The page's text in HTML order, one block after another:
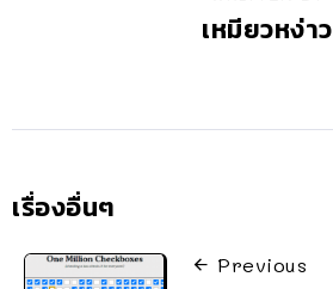
เหมียวหง่าว
เรื่องอื่นๆ
Previous